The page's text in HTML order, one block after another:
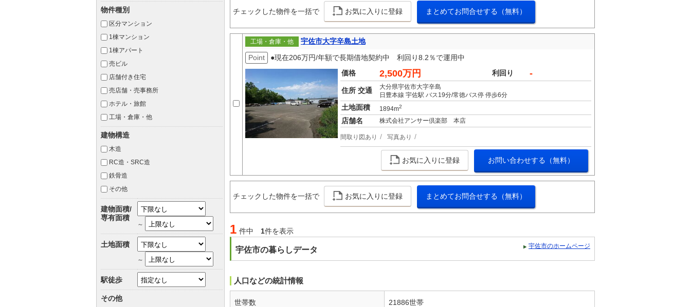
チェックした物件を一括で お気に入りに登録 まとめてお問合せする（無料）
工場・倉庫・他
宇佐市大字辛島土地
Point
●現在206万円/年額で長期借地契約中 利回り8.2％で運用中
価格
2,500万円 利回り -
住所 交通
大分県宇佐市大字辛島
日豊本線 宇佐駅 バス19分/常徳バス停 停歩6分
土地面積 1894m2
店舗名 株式会社アンサー倶楽部 本店
間取り図あり 写真あり
お気に入りに登録 お問い合わせする（無料）
チェックした物件を一括で お気に入りに登録 まとめてお問合せする（無料）
1 件中 1件を表示
宇佐市の暮らしデータ 宇佐市のホームページ
人口などの統計情報
世帯数 21886世帯
物件種別
区分マンション
1棟マンション
1棟アパート
売ビル
店舗付き住宅
売店舗・売事務所
ホテル・旅館
工場・倉庫・他
建物構造
木造
RC造・SRC造
鉄骨造
その他
建物面積/
専有面積
～
土地面積
～
駅徒歩
その他